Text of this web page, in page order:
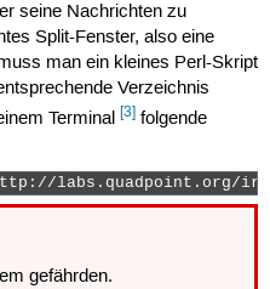
seine Nachrichten zu
Split-Fenster, also eine
man ein kleines Perl-Skript
Verzeichnis
Terminal [3]folgende
labs.quadpoint.org/
gefährden.